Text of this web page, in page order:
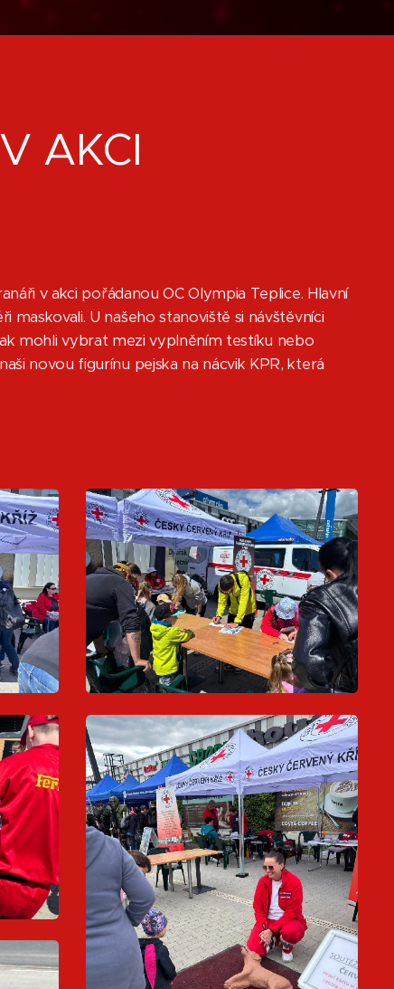
AKCI
v akci pořádanou OC Olympia Teplice. Hlavní
U našeho stanoviště si návštěvníci
mohli vybrat mezi vyplněním testíku nebo
novou figurínu pejska na nácvik KPR, která